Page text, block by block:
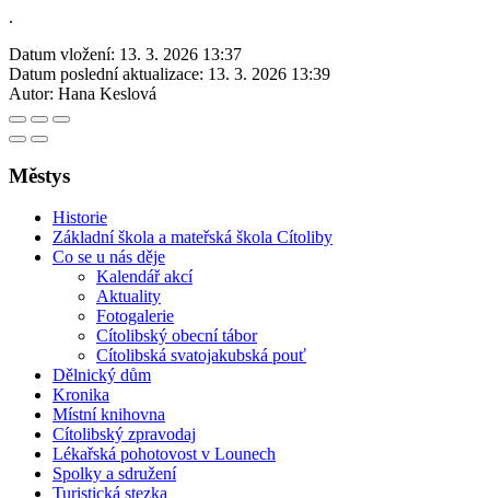
.
Datum vložení: 13. 3. 2026 13:37
Datum poslední aktualizace: 13. 3. 2026 13:39
Autor: Hana Keslová
Městys
Historie
Základní škola a mateřská škola Cítoliby
Co se u nás děje
Kalendář akcí
Aktuality
Fotogalerie
Cítolibský obecní tábor
Cítolibská svatojakubská pouť
Dělnický dům
Kronika
Místní knihovna
Cítolibský zpravodaj
Lékařská pohotovost v Lounech
Spolky a sdružení
Turistická stezka